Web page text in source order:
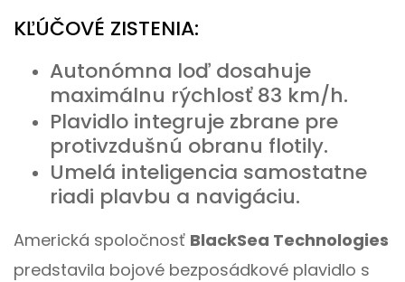
KĽÚČOVÉ ZISTENIA:
Autonómna loď dosahuje
maximálnu rýchlosť 83 km/h.
Plavidlo integruje zbrane pre
protivzdušnú obranu flotily.
Umelá inteligencia samostatne
riadi plavbu a navigáciu.
Americká spoločnosť BlackSea Technologies
predstavila bojové bezposádkové plavidlo s